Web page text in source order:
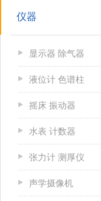
仪器
显示器 除气器
液位计 色谱柱
摇床 振动器
水表 计数器
张力计 测厚仪
声学摄像机